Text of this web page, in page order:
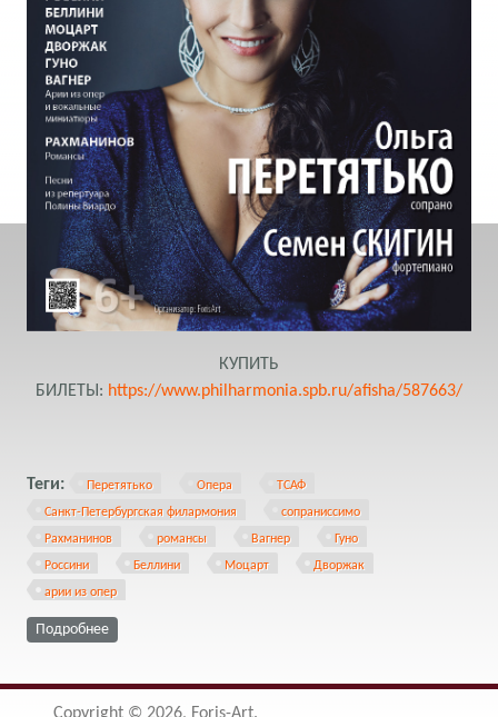
КУПИТЬ
БИЛЕТЫ: https://www.philharmonia.spb.ru/afisha/587663/
Теги: Перетятько Опера
ТСАФ
Санкт-Петербургская филармония
сопраниссимо
Рахманинов
романсы Вагнер
Гуно
Россини
Беллини Моцарт
Дворжак
арии из опер
Подробнее